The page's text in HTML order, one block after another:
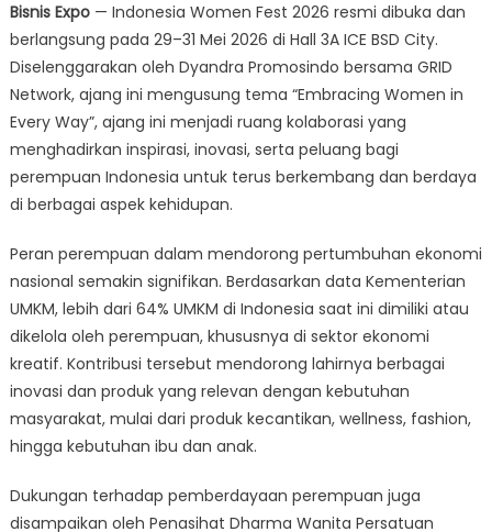
Women
Fest
2026
Resmi
Dibuka,
Hadirkan
Ragam
Inspirasi
Inovasi
Kini
Bisnis Expo— Indonesia Women Fest 2026 resmi dibuka dan
berlangsung pada 29–31 Mei 2026 di Hall 3A ICE BSD City.
Diselenggarakan oleh Dyandra Promosindo bersama GRID
Network, ajang ini mengusung tema “Embracing Women in
Every Way”, ajang ini menjadi ruang kolaborasi yang
menghadirkan inspirasi, inovasi, serta peluang bagi
perempuan Indonesia untuk terus berkembang dan berdaya
di berbagai aspek kehidupan.
Peran perempuan dalam mendorong pertumbuhan ekonomi
nasional semakin signifikan. Berdasarkan data Kementerian
UMKM, lebih dari 64% UMKM di Indonesia saat ini dimiliki atau
dikelola oleh perempuan, khususnya di sektor ekonomi
kreatif. Kontribusi tersebut mendorong lahirnya berbagai
inovasi dan produk yang relevan dengan kebutuhan
masyarakat, mulai dari produk kecantikan, wellness, fashion,
hingga kebutuhan ibu dan anak.
Dukungan terhadap pemberdayaan perempuan juga
disampaikan oleh Penasihat Dharma Wanita Persatuan